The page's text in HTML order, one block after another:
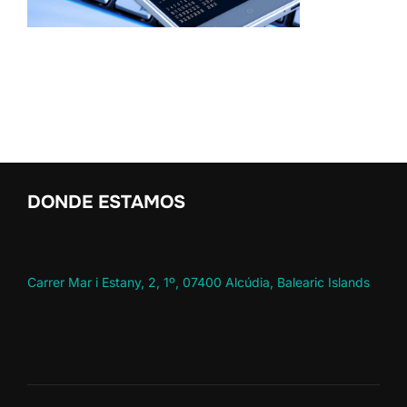
DONDE ESTAMOS
Carrer Mar i Estany, 2, 1º, 07400 Alcúdia, Balearic Islands